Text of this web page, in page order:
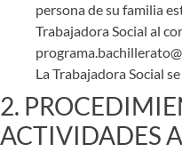
persona de su familia
Trabajadora Social al
La Trabajadora Social
2.
ACTIVIDADES